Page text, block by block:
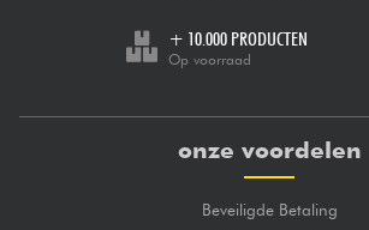
+ 10.000 PRODUCTEN
Op voorraad
onze voordelen
Beveiligde Betaling